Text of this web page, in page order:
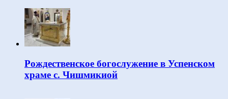
Рождественское богослужение в Успенском
храме с. Чишмикиой